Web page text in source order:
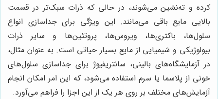
کرده و ته‌نشین می‌شوند، در حالی که ذرات سبک‌تر در قسمت
بالایی مایع باقی می‌مانند. این ویژگی برای جداسازی انواع
سلول‌ها، باکتری‌ها، ویروس‌ها، پروتئین‌ها و سایر ذرات
بیولوژیکی و شیمیایی از مایع بسیار حیاتی است. به عنوان مثال،
در آزمایشگاه‌های بالینی، سانتریفیوژ برای جداسازی سلول‌های
خونی از پلاسما یا سرم استفاده می‌شود، که این امر امکان انجام
آزمایش‌های مختلف بر روی هر یک از این اجزا را فراهم می‌آورد.